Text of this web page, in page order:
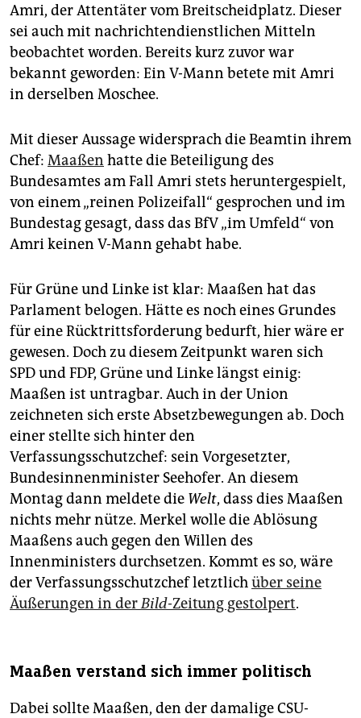
Amri, der Attentäter vom Breitscheidplatz. Dieser
sei auch mit nachrichtendienstlichen Mitteln
beobachtet worden. Bereits kurz zuvor war
bekannt geworden: Ein V-Mann betete mit Amri
in derselben Moschee.
Mit dieser Aussage widersprach die Beamtin ihrem
Chef: Maaßen hatte die Beteiligung des
Bundesamtes am Fall Amri stets heruntergespielt,
von einem „reinen Polizeifall“ gesprochen und im
Bundestag gesagt, dass das BfV „im Umfeld“ von
Amri keinen V-Mann gehabt habe.
Für Grüne und Linke ist klar: Maaßen hat das
Parlament belogen. Hätte es noch eines Grundes
für eine Rücktrittsforderung bedurft, hier wäre er
gewesen. Doch zu diesem Zeitpunkt waren sich
SPD und FDP, Grüne und Linke längst einig:
Maaßen ist untragbar. Auch in der Union
zeichneten sich erste Absetzbewegungen ab. Doch
einer stellte sich hinter den
Verfassungsschutzchef: sein Vorgesetzter,
Bundesinnenminister Seehofer. An diesem
Montag dann meldete die Welt, dass dies Maaßen
nichts mehr nütze. Merkel wolle die Ablösung
Maaßens auch gegen den Willen des
Innenministers durchsetzen. Kommt es so, wäre
der Verfassungsschutzchef letztlichüber seine
Äußerungen in derBild-Zeitung gestolpert.
Maaßen verstand sich immer politisch
Dabei sollte Maaßen, den der damalige CSU-